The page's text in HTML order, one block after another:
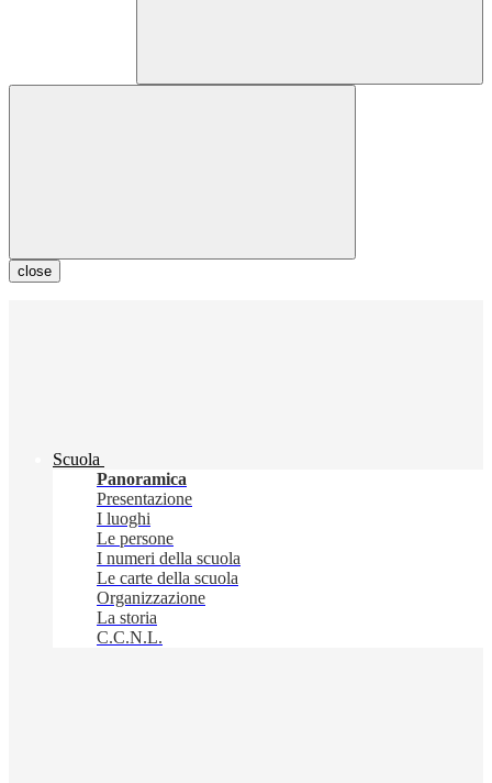
close
Scuola
Panoramica
Presentazione
I luoghi
Le persone
I numeri della scuola
Le carte della scuola
Organizzazione
La storia
C.C.N.L.